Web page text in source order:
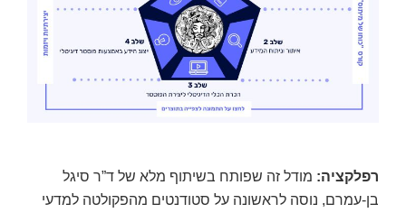
רפלקציה: מודל זה שפותח בשיתוף מלא של ד”ר סיגל
בן-עמרם, נוסה לראשונה על סטודנטים מהפקולטה למדעי